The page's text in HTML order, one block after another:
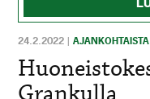
24.2.2022 |